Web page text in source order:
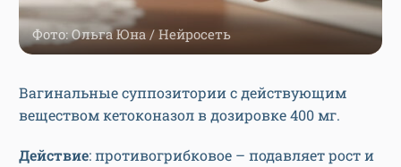
Фото: Ольга Юна / Нейросеть
Вагинальные суппозитории с действующим
веществом кетоконазол в дозировке 400 мг.
Действие: противогрибковое – подавляет рост и